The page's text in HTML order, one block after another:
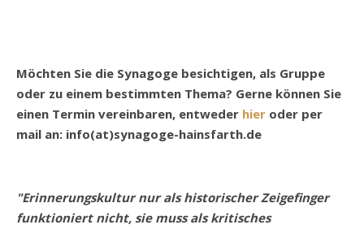
Möchten Sie die Synagoge besichtigen, als Gruppe
oder zu einem bestimmten Thema? Gerne können Sie
einen Termin vereinbaren, entweder hier oder per
mail an: info(at)synagoge-hainsfarth.de
"Erinnerungskultur nur als historischer Zeigefinger
funktioniert nicht, sie muss als kritisches